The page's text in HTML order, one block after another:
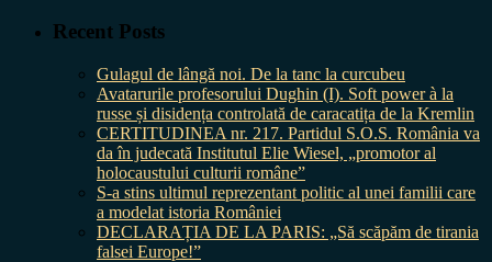
Recent Posts
Gulagul de lângă noi. De la tanc la curcubeu
Avatarurile profesorului Dughin (I). Soft power à la
russe și disidența controlată de caracatița de la Kremlin
CERTITUDINEA nr. 217. Partidul S.O.S. România va
da în judecată Institutul Elie Wiesel, „promotor al
holocaustului culturii române”
S-a stins ultimul reprezentant politic al unei familii care
a modelat istoria României
DECLARAȚIA DE LA PARIS: „Să scăpăm de tirania
falsei Europe!”